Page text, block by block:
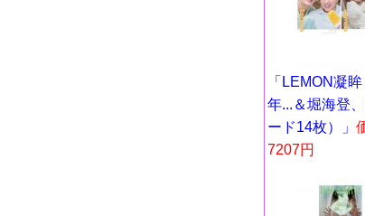
「LEMON凝
年...＆堀海登
ード14枚）」
7207円